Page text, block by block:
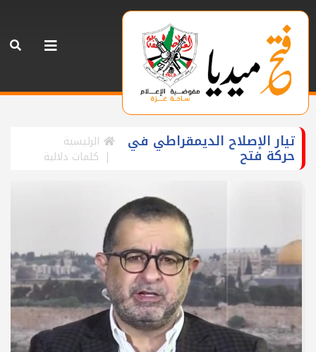
تيار الإصلاح الديمقراطي في
حركة فتح
الرئيسية
كلمات دلالية